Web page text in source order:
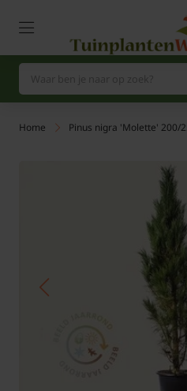
Home Pinus nigra 'Molette' 200/